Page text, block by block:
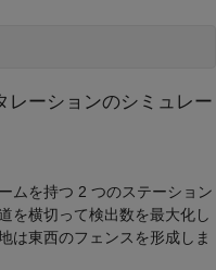
レーションのシミュレー
ムを持つ 2 つのステーション
を横切って検出数を最大化し
は東西のフェンスを形成しま